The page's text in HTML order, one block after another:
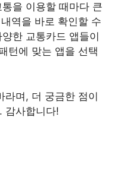
을 이용할 때마다 큰
역을 바로 확인할 수
한 교통카드 앱들이
턴에 맞는 앱을 선택
라며, 더 궁금한 점이
감사합니다!